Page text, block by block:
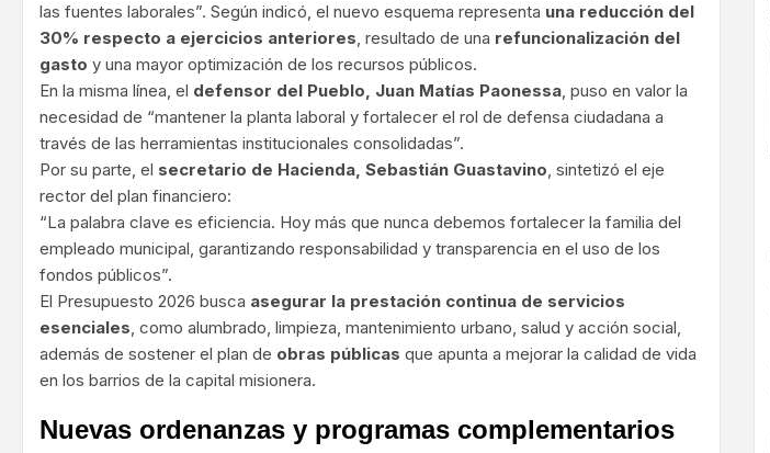
las fuentes laborales”. Según indicó, el nuevo esquema representa una reducción del
30% respecto a ejercicios anteriores, resultado de una refuncionalización del
gasto y una mayor optimización de los recursos públicos.
En la misma línea, el defensor del Pueblo, Juan Matías Paonessa, puso en valor la
necesidad de “mantener la planta laboral y fortalecer el rol de defensa ciudadana a
través de las herramientas institucionales consolidadas”.
Por su parte, el secretario de Hacienda, Sebastián Guastavino, sintetizó el eje
rector del plan financiero:
“La palabra clave es eficiencia. Hoy más que nunca debemos fortalecer la familia del
empleado municipal, garantizando responsabilidad y transparencia en el uso de los
fondos públicos”.
El Presupuesto 2026 busca asegurar la prestación continua de servicios
esenciales, como alumbrado, limpieza, mantenimiento urbano, salud y acción social,
además de sostener el plan de obras públicas que apunta a mejorar la calidad de vida
en los barrios de la capital misionera.
Nuevas ordenanzas y programas complementarios